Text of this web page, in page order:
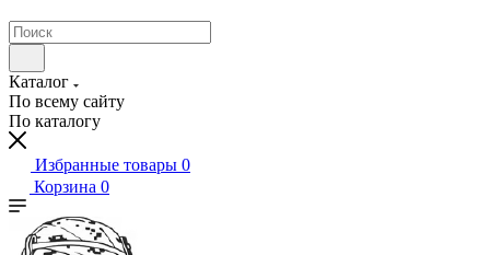
Каталог
По всему сайту
По каталогу
Избранные товары 0
Корзина 0